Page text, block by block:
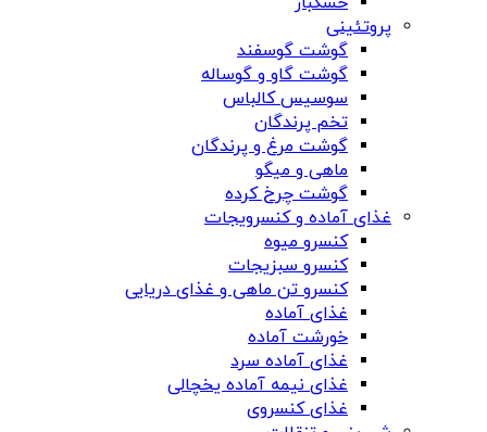
پروتئینی
گوشت گوسفند
گوشت گاو و گوساله
سوسیس کالباس
تخم پرندگان
گوشت مرغ و پرندگان
ماهی و میگو
گوشت چرخ کرده
غذای آماده و کنسرویجات
کنسرو میوه
کنسرو سبزیجات
کنسرو تن ماهی و غذای دریایی
غذای آماده
خورشت آماده
غذای آماده سرد
غذای نیمه آماده یخچالی
غذای کنسروی